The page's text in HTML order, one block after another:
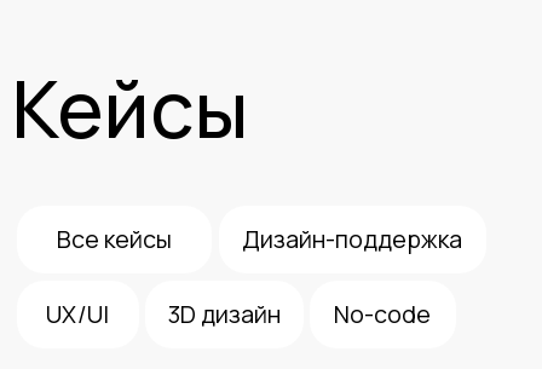
Все кейсы Дизайн-поддержка